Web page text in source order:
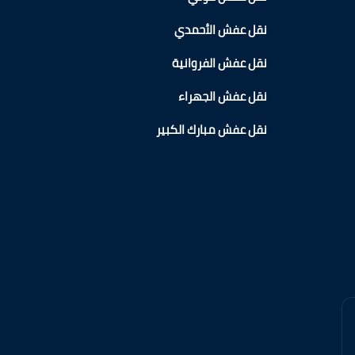
نقل عفش الأحمدي
نقل عفش الفروانية
نقل عفش الجهراء
نقل عفش مبارك الكبير